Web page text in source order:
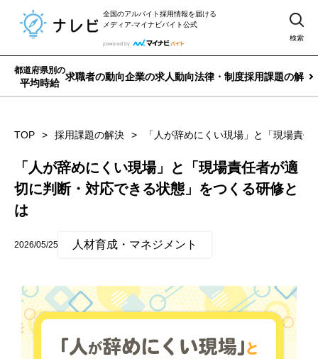
全国のアルバイト採用情報を届ける
メディア-マイナビバイト公式
検索
都道府県別の
平均時給
求職者の動向企業の求人動向法律・制度採用課題の解決
TOP 採用課題の解決 「人が辞めにくい現場」と「現場責
「人が辞めにくい現場」と「現場責任者が適
切に判断・対応できる状態」をつくる研修と
は
2026/05/25 人材育成・マネジメント